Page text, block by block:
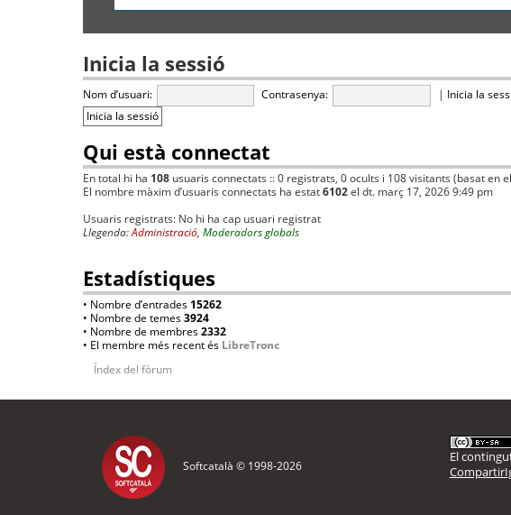
Inicia la sessió
Nom d’usuari: Contrasenya: | Inicia la
Qui està connectat
En total hi ha 108 usuaris connectats :: 0 registrats, 0 ocults i 108 visitants (basat en
El nombre màxim d’usuaris connectats ha estat6102el dt. març 17, 2026 9:49 pm
Usuaris registrats: No hi ha cap usuari registrat
Llegenda:Administració, Moderadors globals
Estadístiques
• Nombre d’entrades 15262
• Nombre de temes3924
• Nombre de membres2332
• El membre més recent és LibreTronc
Índex del fòrum
Softcatalà © 1998-2026
El